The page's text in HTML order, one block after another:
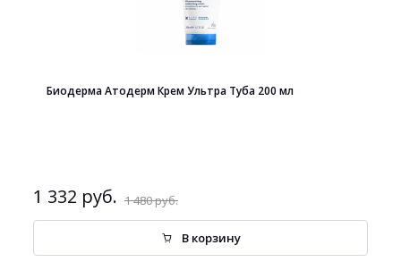
Биодерма Атодерм Крем Ультра Туба 200 мл
1 332 руб. 1 480 руб.
В корзину